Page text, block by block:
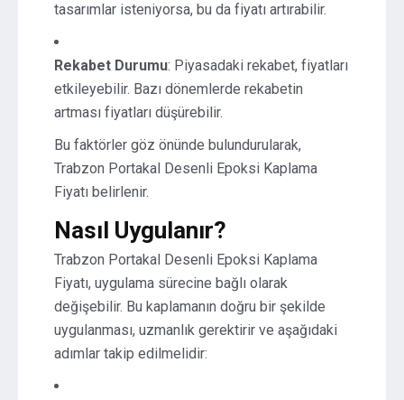
tasarımlar isteniyorsa, bu da fiyatı artırabilir.
Rekabet Durumu: Piyasadaki rekabet, fiyatları
etkileyebilir. Bazı dönemlerde rekabetin
artması fiyatları düşürebilir.
Bu faktörler göz önünde bulundurularak,
Trabzon Portakal Desenli Epoksi Kaplama
Fiyatı belirlenir.
Nasıl Uygulanır?
Trabzon Portakal Desenli Epoksi Kaplama
Fiyatı, uygulama sürecine bağlı olarak
değişebilir. Bu kaplamanın doğru bir şekilde
uygulanması, uzmanlık gerektirir ve aşağıdaki
adımlar takip edilmelidir: